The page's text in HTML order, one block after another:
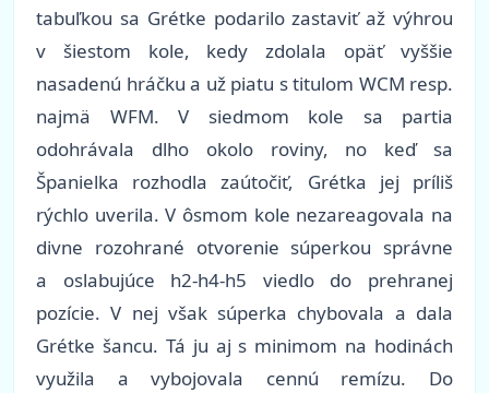
tabuľkou sa Grétke podarilo zastaviť až výhrou
v šiestom kole, kedy zdolala opäť vyššie
nasadenú hráčku a už piatu s titulom WCM resp.
najmä WFM. V siedmom kole sa partia
odohrávala dlho okolo roviny, no keď sa
Španielka rozhodla zaútočiť, Grétka jej príliš
rýchlo uverila. V ôsmom kole nezareagovala na
divne rozohrané otvorenie súperkou správne
a oslabujúce h2-h4-h5 viedlo do prehranej
pozície. V nej však súperka chybovala a dala
Grétke šancu. Tá ju aj s minimom na hodinách
využila a vybojovala cennú remízu. Do